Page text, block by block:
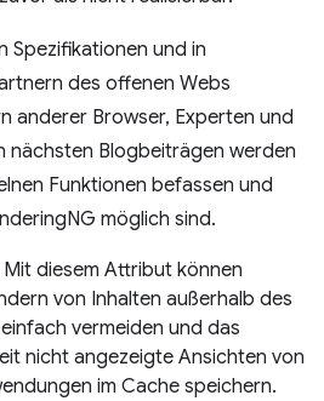
Spezifikationen und in
des offenen Webs
anderer Browser, Experten und
nächsten Blogbeiträgen werden
Funktionen befassen und
möglich sind.
Mit diesem Attribut können
von Inhalten außerhalb des
vermeiden und das
nicht angezeigte Ansichten von
im Cache speichern.